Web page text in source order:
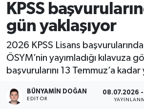
KPSS
gün yaklaşıyor
2026 KPSS Lisans başvurularında
ÖSYM’nin yayımladığı kılavuza
başvurularını 13 Temmuz’a
BÜNYAMIN DOĞAN
EDITÖR
08.07.2026 -
Bölge
Çavdarhisar
Domaniç
Son Dakika Haberleri
Haber Arşivi